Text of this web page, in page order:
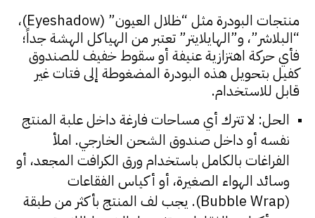
منتجات البودرة مثل “ظلال العيون” (Eyeshadow)،
“البلاشر”، و”الهايلايتر” تعتبر من الهياكل الهشة جداً؛
فأي حركة اهتزازية عنيفة أو سقوط خفيف للصندوق
كفيل بتحويل هذه البودرة المضغوطة إلى فتات غير
قابل للاستخدام.
الحل: لا تترك أي مساحات فارغة داخل علبة المنتج
نفسه أو داخل صندوق الشحن الخارجي. املأ
الفراغات بالكامل باستخدام ورق الكرافت المجعد، أو
وسائد الهواء الصغيرة، أو أكياس الفقاعات
(Bubble Wrap). يجب لف المنتج بأكثر من طبقة